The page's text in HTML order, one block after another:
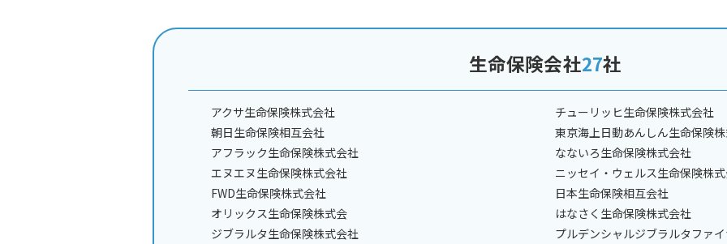
生命保険会社27社
アクサ生命保険株式会社
朝日生命保険相互会社
アフラック生命保険株式会社
エヌエヌ生命保険株式会社
FWD生命保険株式会社
オリックス生命保険株式会
ジブラルタ生命保険株式会社
チューリッヒ生命保険株式会社
東京海上日動あんしん生命保険
なないろ生命保険株式会社
ニッセイ・ウェルス生命保険株
日本生命保険相互会社
はなさく生命保険株式会社
プルデンシャルジブラルタファ